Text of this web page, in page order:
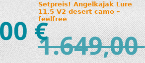
€
Setpreis! Angelkajak Lure
11.5 V2 desert camo –
feelfree
1.649,00